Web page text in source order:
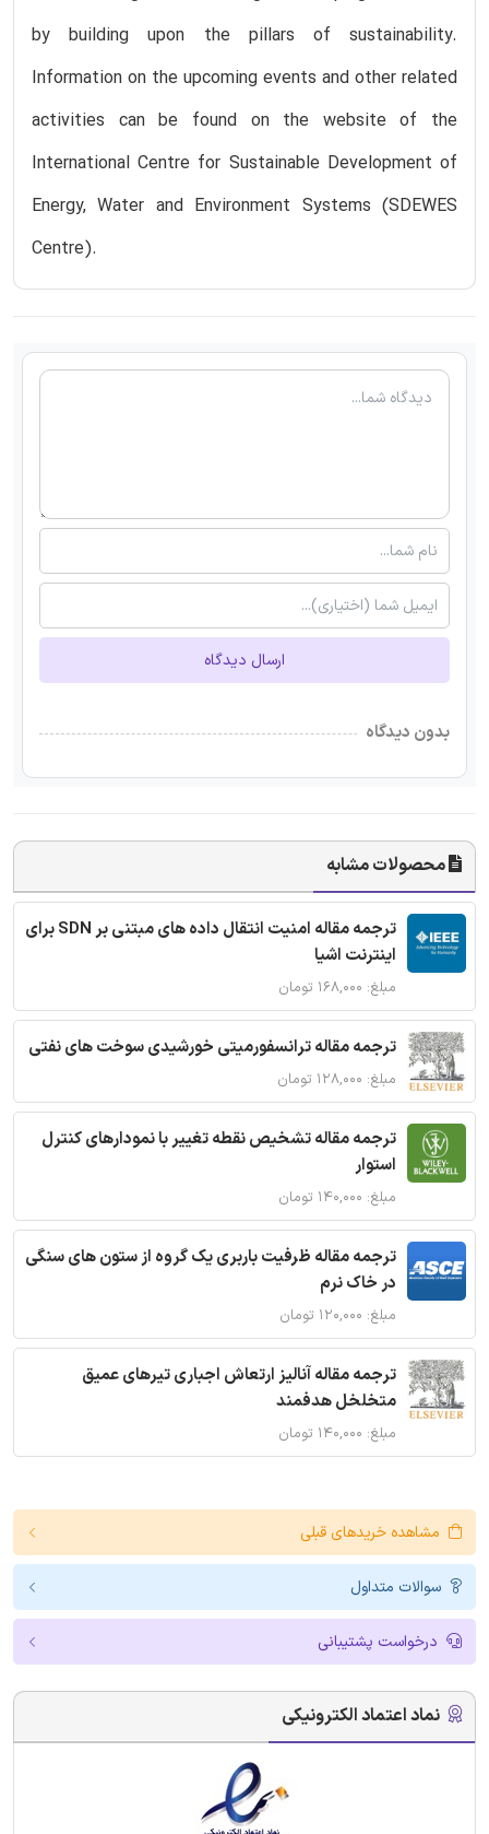
by building upon the pillars of sustainability.
Information on the upcoming events and other related
activities can be found on the website of the
International Centre for Sustainable Development of
Energy, Water and Environment Systems (SDEWES
Centre).
ارسال دیدگاه
بدون دیدگاه
محصولات مشابه
ترجمه مقاله امنیت انتقال داده های مبتنی بر SDN برای
اینترنت اشیا
مبلغ: ۱۶۸,۰۰۰ تومان
ترجمه مقاله ترانسفورمیتی خورشیدی سوخت های نفتی
مبلغ: ۱۲۸,۰۰۰ تومان
ترجمه مقاله تشخیص نقطه تغییر با نمودارهای کنترل
استوار
مبلغ: ۱۴۰,۰۰۰ تومان
ترجمه مقاله ظرفیت باربری یک گروه از ستون های سنگی
در خاک نرم
مبلغ: ۱۲۰,۰۰۰ تومان
ترجمه مقاله آنالیز ارتعاش اجباری تیرهای عمیق
متخلخل هدفمند
مبلغ: ۱۴۰,۰۰۰ تومان
مشاهده خریدهای قبلی
سوالات متداول
درخواست پشتیبانی
نماد اعتماد الکترونیکی